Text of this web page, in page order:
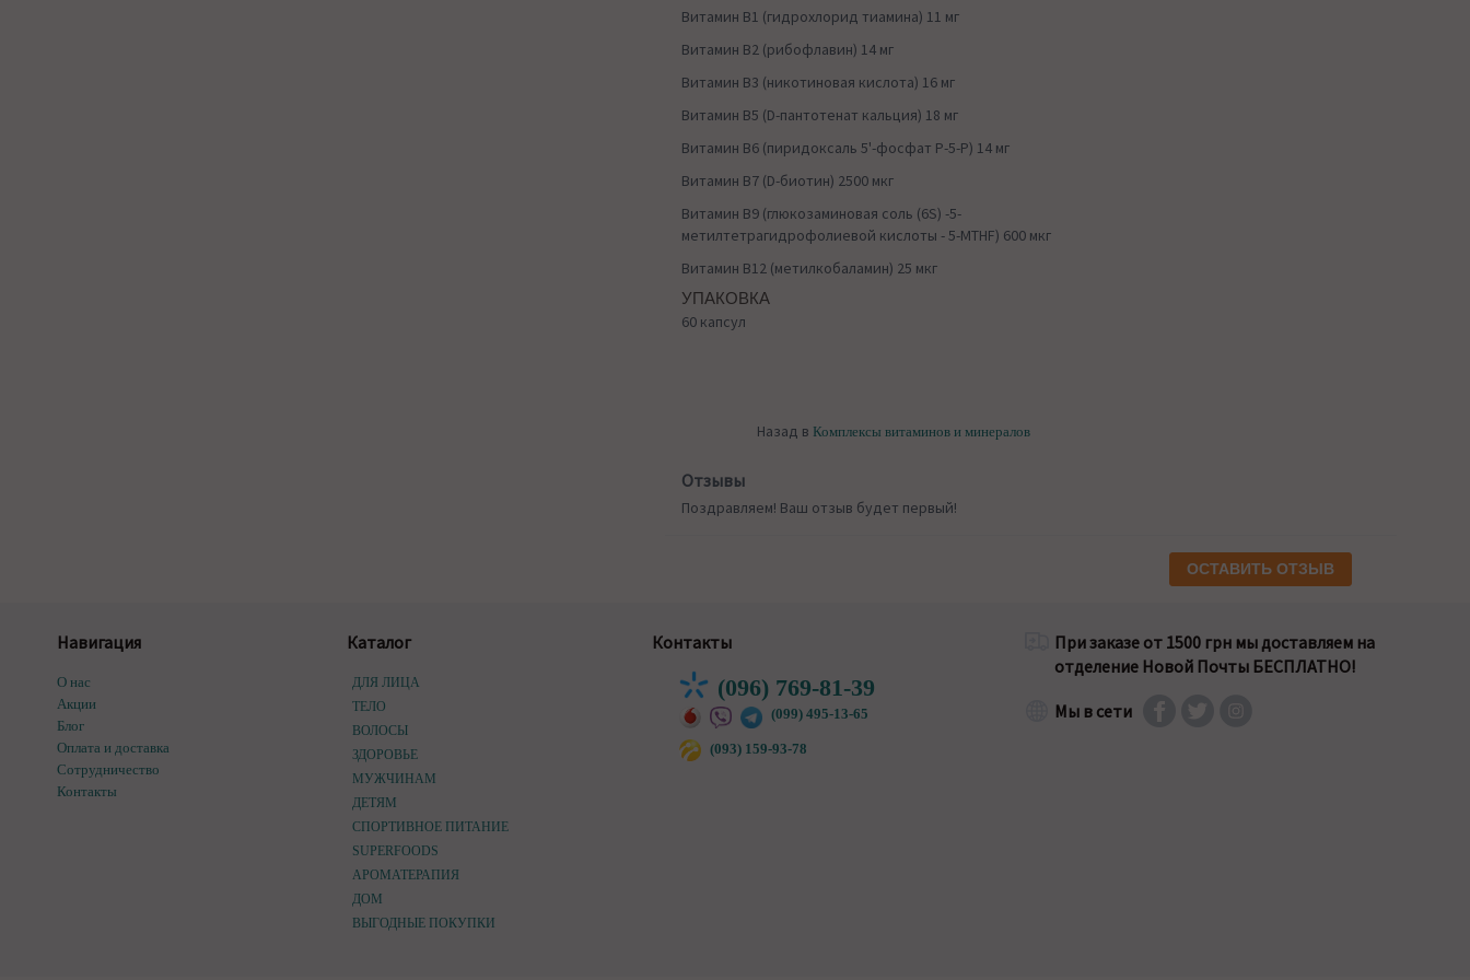
Витамин В1 (гидрохлорид тиамина) 11 мг
Витамин В2 (рибофлавин) 14 мг
Витамин В3 (никотиновая кислота) 16 мг
Витамин В5 (D-пантотенат кальция) 18 мг
Витамин В6 (пиридоксаль 5'-фосфат P-5-P) 14 мг
Витамин В7 (D-биотин) 2500 мкг
Витамин В9 (глюкозаминовая соль (6S) -5-
метилтетрагидрофолиевой кислоты - 5-MTHF) 600 мкг
Витамин В12 (метилкобаламин) 25 мкг
УПАКОВКА
60 капсул
Назад в Комплексы витаминов и минералов
Отзывы
Поздравляем! Ваш отзыв будет первый!
ОСТАВИТЬ ОТЗЫВ
Навигация
О нас
Акции
Блог
Оплата и доставка
Сотрудничество
Контакты
Каталог
ДЛЯ ЛИЦА
ТЕЛО
ВОЛОСЫ
ЗДОРОВЬЕ
МУЖЧИНАМ
ДЕТЯМ
СПОРТИВНОЕ ПИТАНИЕ
SUPERFOODS
АРОМАТЕРАПИЯ
ДОМ
ВЫГОДНЫЕ ПОКУПКИ
Контакты
(096) 769-81-39
(099) 495-13-65
(093) 159-93-78
При заказе от 1500 грн мы доставляем на
отделение Новой Почты БЕСПЛАТНО!
Мы в сети